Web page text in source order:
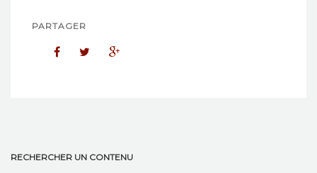
PARTAGER
RECHERCHER UN CONTENU